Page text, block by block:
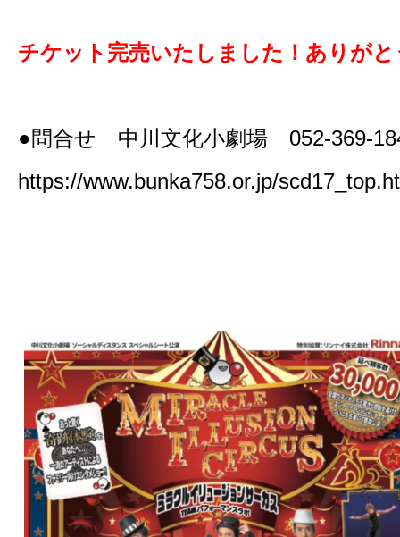
チケット完売いたしました！ありが
●問合せ 中川文化小劇場 052-369-
https://www.bunka758.or.jp/